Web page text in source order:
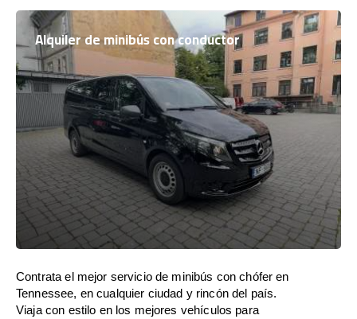
Alquiler de minibús con conductor
Contrata el mejor servicio de minibús con chófer en
Tennessee, en cualquier ciudad y rincón del país.
Viaja con estilo en los mejores vehículos para